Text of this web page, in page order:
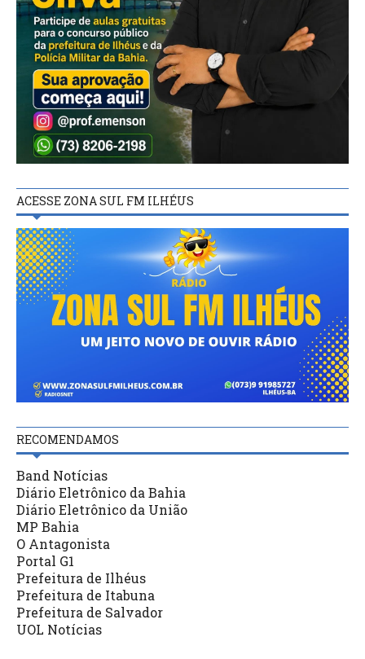
ACESSE ZONA SUL FM ILHÉUS
RECOMENDAMOS
Band Notícias
Diário Eletrônico da Bahia
Diário Eletrônico da União
MP Bahia
O Antagonista
Portal G1
Prefeitura de Ilhéus
Prefeitura de Itabuna
Prefeitura de Salvador
UOL Notícias